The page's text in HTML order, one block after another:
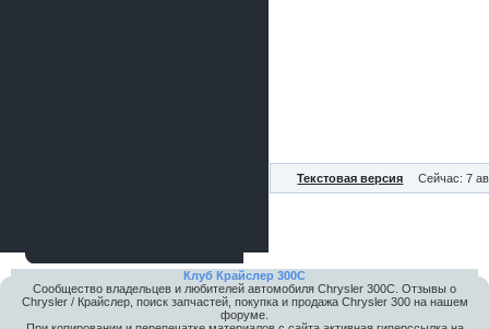
Текстовая версия Сейчас: 7
Клуб Крайслер 300C
Сообщество владельцев и любителей автомобиля Chrysler 300С. Отзывы о
Chrysler / Крайслер, поиск запчастей, покупка и продажа Chrysler 300 на нашем
форуме.